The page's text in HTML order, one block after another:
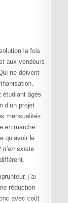
la fois
aux vendeurs
ne doivent
étudiant âgés
d’un projet
mensualités
en marche
qu’avoir le
existe
j’ai
réduction
avec coût